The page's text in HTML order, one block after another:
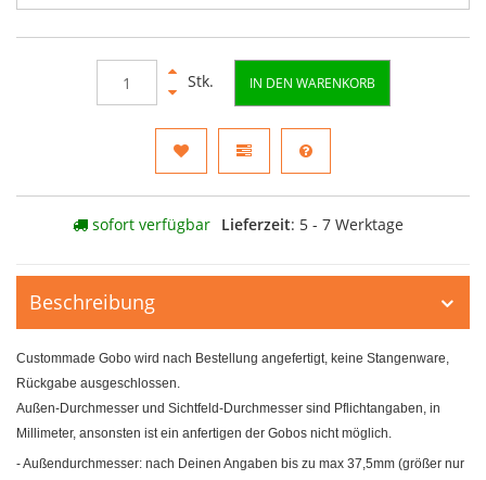
Stk. IN DEN WARENKORB
sofort verfügbar Lieferzeit: 5 - 7 Werktage
Beschreibung
Custommade Gobo wird nach Bestellung angefertigt, keine Stangenware,
Rückgabe ausgeschlossen.
Außen-Durchmesser und Sichtfeld-Durchmesser sind Pflichtangaben, in
Millimeter, ansonsten ist ein anfertigen der Gobos nicht möglich.
- Außendurchmesser: nach Deinen Angaben bis zu max 37,5mm (größer nur